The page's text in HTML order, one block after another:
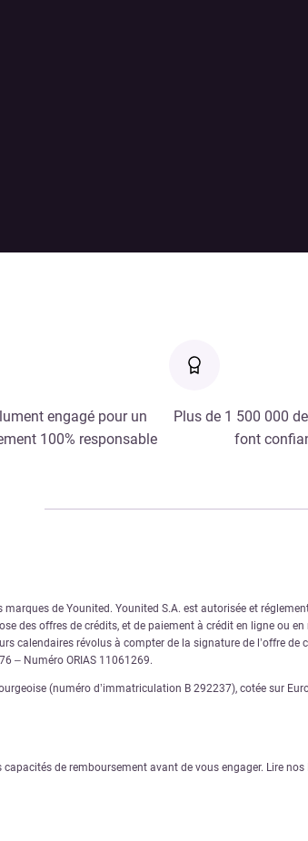
engagé pour un
100% responsable
Plus de 1 500 000
font
de Younited. Younited S.A. est autorisée et
des offres de crédits, et de paiement à crédit en ligne
calendaires révolus à compter de la signature de l’offre
– Numéro ORIAS 11061269.
(numéro d’immatriculation B 292237), cotée sur
de remboursement avant de vous engager. Lire nos